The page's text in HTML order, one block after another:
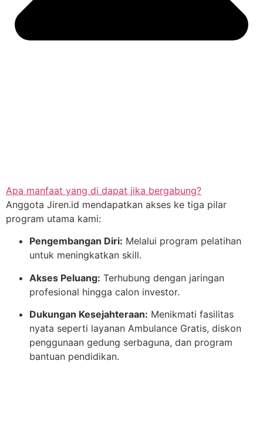
Apa manfaat yang di dapat jika bergabung?
Anggota Jiren.id mendapatkan akses ke tiga pilar
program utama kami:
Pengembangan Diri: Melalui program pelatihan
untuk meningkatkan skill.
Akses Peluang: Terhubung dengan jaringan
profesional hingga calon investor.
Dukungan Kesejahteraan: Menikmati fasilitas
nyata seperti layanan Ambulance Gratis, diskon
penggunaan gedung serbaguna, dan program
bantuan pendidikan.